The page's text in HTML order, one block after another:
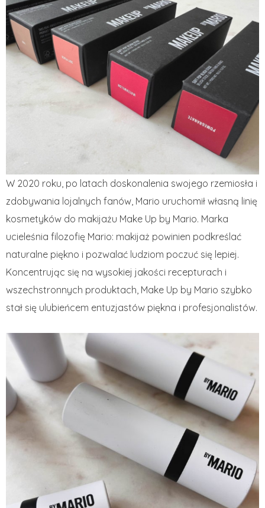
W 2020 roku, po latach doskonalenia swojego rzemiosła i
zdobywania lojalnych fanów, Mario uruchomił własną linię
kosmetyków do makijażu Make Up by Mario. Marka
ucieleśnia filozofię Mario: makijaż powinien podkreślać
naturalne piękno i pozwalać ludziom poczuć się lepiej.
Koncentrując się na wysokiej jakości recepturach i
wszechstronnych produktach, Make Up by Mario szybko
stał się ulubieńcem entuzjastów piękna i profesjonalistów.